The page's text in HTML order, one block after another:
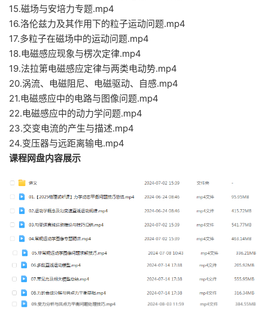
15.磁场与安培力专题.mp4
16.洛伦兹力及其作用下的粒子运动问题.mp4
17.多粒子在磁场中的运动问题.mp4
18.电磁感应现象与楞次定律.mp4
19.法拉第电磁感应定律与两类电动势.mp4
20.涡流、电磁阻尼、电磁驱动、自感.mp4
21.电磁感应中的电路与图像问题.mp4
22.电磁感应中的动力学问题.mp4
23.交变电流的产生与描述.mp4
24.变压器与远距离输电.mp4
课程网盘内容展示